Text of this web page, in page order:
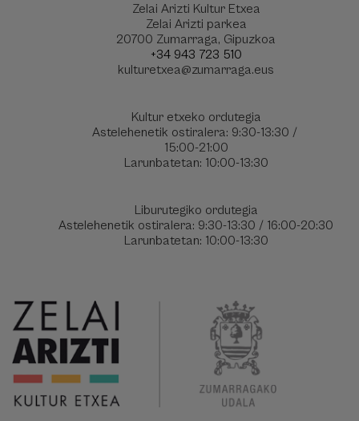
Zelai Arizti Kultur Etxea
Zelai Arizti parkea
20700 Zumarraga, Gipuzkoa
+34 943 723 510
kulturetxea@zumarraga.eus
Kultur etxeko ordutegia
Astelehenetik ostiralera: 9:30-13:30 /
15:00-21:00
Larunbatetan: 10:00-13:30
Liburutegiko ordutegia
Astelehenetik ostiralera: 9:30-13:30 / 16:00-20:30
Larunbatetan: 10:00-13:30